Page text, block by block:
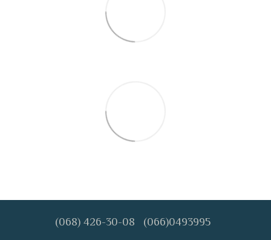
(068) 426-30-08 (066)0493995